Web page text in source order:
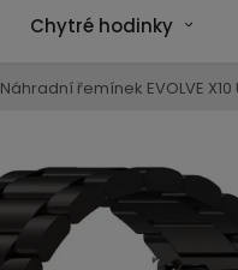
Chytré hodinky
Náhradní řemínek EVOLVE